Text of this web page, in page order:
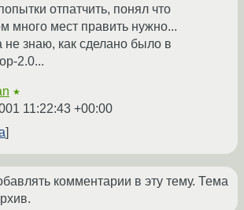
отпатчить, понял что
много мест править нужно...
не знаю, как сделано было в
2.0...
★
11:22:43 +00:00
комментарии в эту тему. Тема